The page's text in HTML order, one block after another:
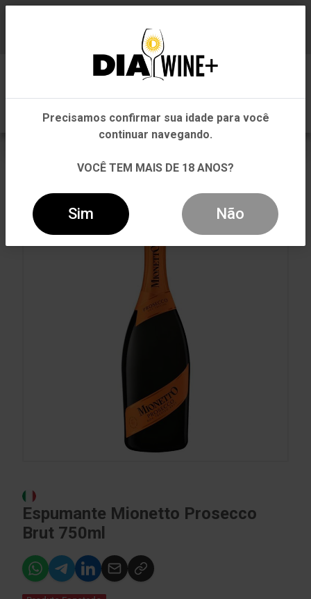
ESPUMANTE MIONETTO PROSECCO BRUT 750ML
Espumante Mionetto Prosecco
Brut 750ml
Em que Estado você está?
Pernambuco
Outros Estados
Precisamos confirmar sua idade para você
continuar navegando.
VOCÊ TEM MAIS DE 18 ANOS?
Sim Não